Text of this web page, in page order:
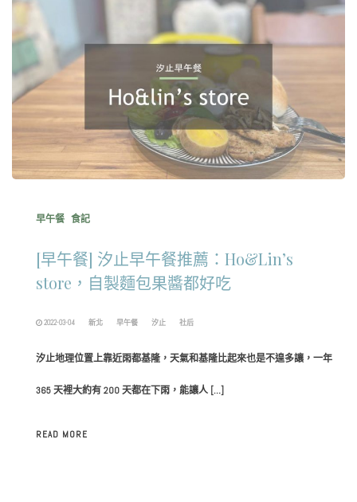
早午餐 食記
[早午餐] 汐止早午餐推薦：Ho&Lin’s
store，自製麵包果醬都好吃
2022-03-04 新北 早午餐 汐止 社后
汐止地理位置上靠近雨都基隆，天氣和基隆比起來也是不遑多讓，一年
365 天裡大約有 200 天都在下雨，能讓人 […]
READ MORE